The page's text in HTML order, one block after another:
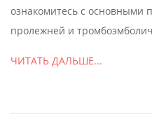
ознакомитесь с основными
пролежней и
ЧИТАТЬ ДАЛЬШЕ...